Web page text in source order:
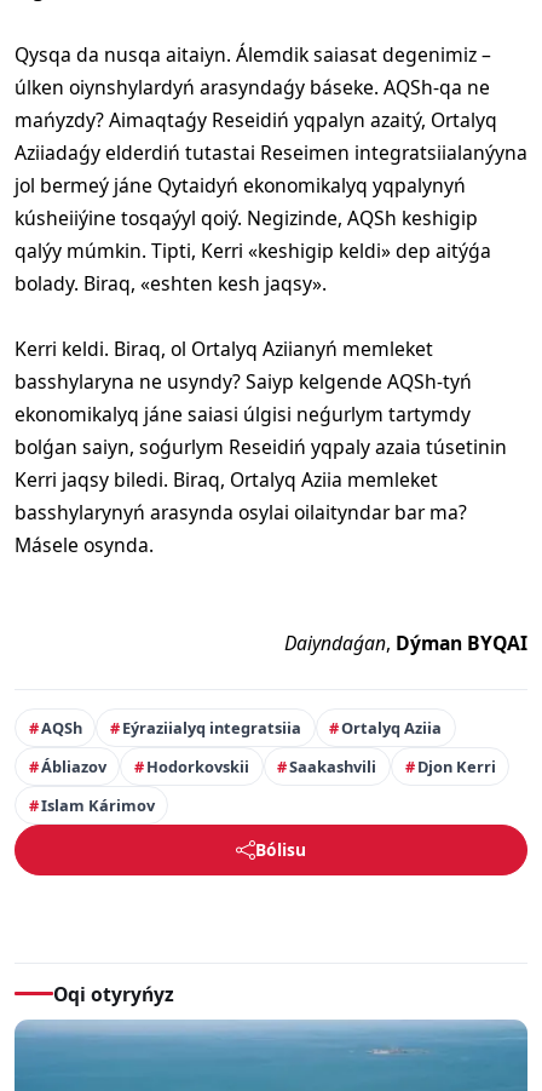
Qysqa da nusqa aitaiyn. Álemdik saiasat degenimiz –
úlken oiynshylardyń arasyndaǵy báseke. AQSh-qa ne
mańyzdy? Aimaqtaǵy Reseidiń yqpalyn azaitý, Ortalyq
Aziiadaǵy elderdiń tutastai Reseimen integratsiialanýyna
jol bermeý jáne Qytaidyń ekonomikalyq yqpalynyń
kúsheiiýine tosqaýyl qoiý. Negizinde, AQSh keshigip
qalýy múmkin. Tipti, Kerri «keshigip keldi» dep aitýǵa
bolady. Biraq, «eshten kesh jaqsy».
Kerri keldi. Biraq, ol Ortalyq Aziianyń memleket
basshylaryna ne usyndy? Saiyp kelgende AQSh-tyń
ekonomikalyq jáne saiasi úlgisi neǵurlym tartymdy
bolǵan saiyn, soǵurlym Reseidiń yqpaly azaia túsetinin
Kerri jaqsy biledi. Biraq, Ortalyq Aziia memleket
basshylarynyń arasynda osylai oilaityndar bar ma?
Másele osynda.
Daiyndaǵan, Dýman BYQAI
AQSh Eýraziialyq integratsiia
Ortalyq Aziia
Ábliazov
Hodorkovskii Saakashvili
Djon Kerri
Islam Kárimov
Bólisu
Oqi otyryńyz